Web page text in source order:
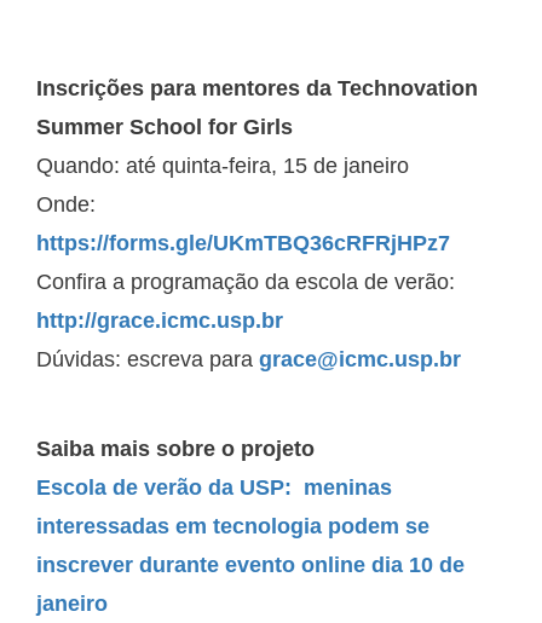
Inscrições para mentores da Technovation
Summer School for Girls
Quando: até quinta-feira, 15 de janeiro
Onde:
https://forms.gle/UKmTBQ36cRFRjHPz7
Confira a programação da escola de verão:
http://grace.icmc.usp.br
Dúvidas: escreva para grace@icmc.usp.br
Saiba mais sobre o projeto
Escola de verão da USP: meninas
interessadas em tecnologia podem se
inscrever durante evento online dia 10 de
janeiro